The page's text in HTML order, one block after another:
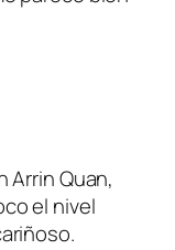
Arrin Quan,
el nivel